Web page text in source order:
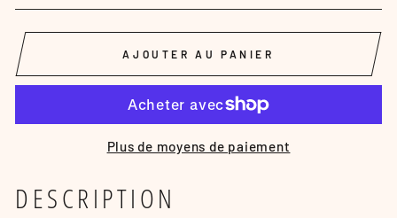
AJOUTER AU PANIER
Plus de moyens de paiement
DESCRIPTION